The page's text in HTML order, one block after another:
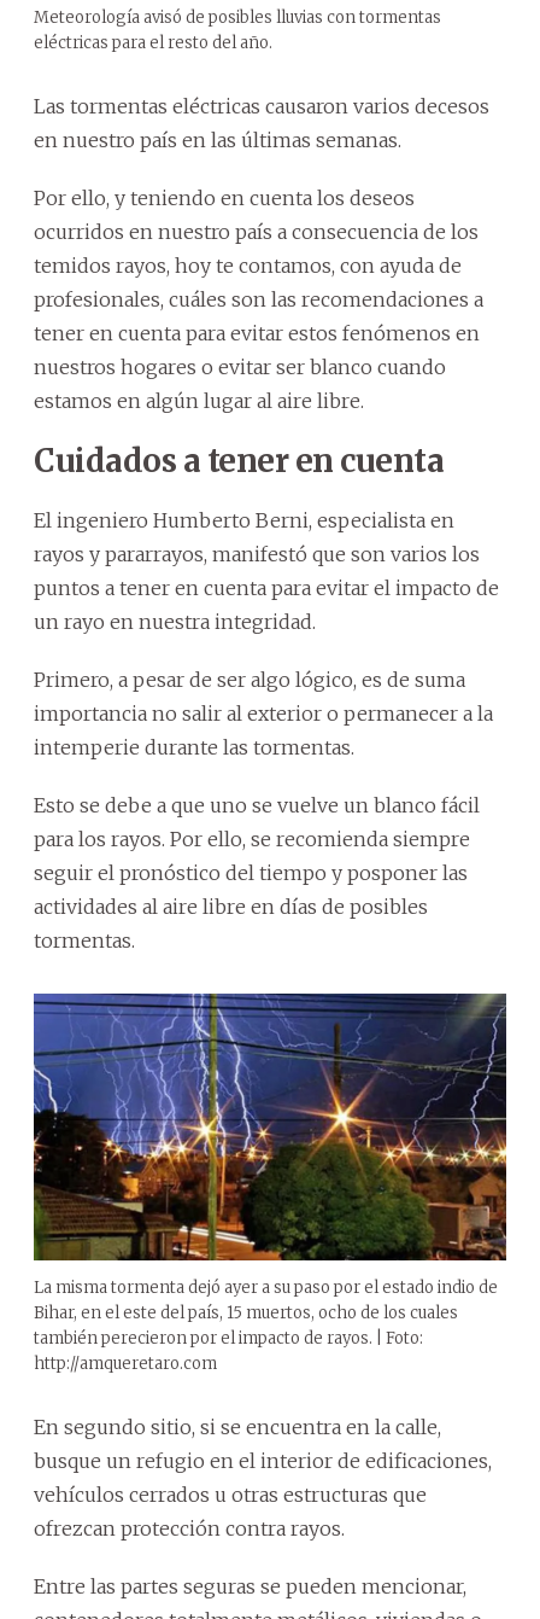
Meteorología avisó de posibles lluvias con tormentas
eléctricas para el resto del año.
Las tormentas eléctricas causaron varios decesos
en nuestro país en las últimas semanas.
Por ello, y teniendo en cuenta los deseos
ocurridos en nuestro país a consecuencia de los
temidos rayos, hoy te contamos, con ayuda de
profesionales, cuáles son las recomendaciones a
tener en cuenta para evitar estos fenómenos en
nuestros hogares o evitar ser blanco cuando
estamos en algún lugar al aire libre.
Cuidados a tener en cuenta
El ingeniero Humberto Berni, especialista en
rayos y pararrayos, manifestó que son varios los
puntos a tener en cuenta para evitar el impacto de
un rayo en nuestra integridad.
Primero, a pesar de ser algo lógico, es de suma
importancia no salir al exterior o permanecer a la
intemperie durante las tormentas.
Esto se debe a que uno se vuelve un blanco fácil
para los rayos. Por ello, se recomienda siempre
seguir el pronóstico del tiempo y posponer las
actividades al aire libre en días de posibles
tormentas.
La misma tormenta dejó ayer a su paso por el estado indio de
Bihar, en el este del país, 15 muertos, ocho de los cuales
también perecieron por el impacto de rayos. | Foto:
http://amqueretaro.com
En segundo sitio, si se encuentra en la calle,
busque un refugio en el interior de edificaciones,
vehículos cerrados u otras estructuras que
ofrezcan protección contra rayos.
Entre las partes seguras se pueden mencionar,